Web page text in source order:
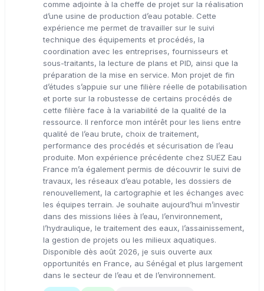
comme adjointe à la cheffe de projet sur la réalisation
d’une usine de production d’eau potable. Cette
expérience me permet de travailler sur le suivi
technique des équipements et procédés, la
coordination avec les entreprises, fournisseurs et
sous-traitants, la lecture de plans et PID, ainsi que la
préparation de la mise en service. Mon projet de fin
d’études s’appuie sur une filière réelle de potabilisation
et porte sur la robustesse de certains procédés de
cette filière face à la variabilité de la qualité de la
ressource. Il renforce mon intérêt pour les liens entre
qualité de l’eau brute, choix de traitement,
performance des procédés et sécurisation de l’eau
produite. Mon expérience précédente chez SUEZ Eau
France m’a également permis de découvrir le suivi de
travaux, les réseaux d’eau potable, les dossiers de
renouvellement, la cartographie et les échanges avec
les équipes terrain. Je souhaite aujourd’hui m’investir
dans des missions liées à l’eau, l’environnement,
l’hydraulique, le traitement des eaux, l’assainissement,
la gestion de projets ou les milieux aquatiques.
Disponible dès août 2026, je suis ouverte aux
opportunités en France, au Sénégal et plus largement
dans le secteur de l’eau et de l’environnement.